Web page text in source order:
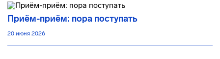
Приём-приём: пора поступать
20 июня 2026